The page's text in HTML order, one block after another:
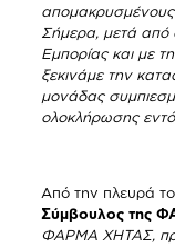
Σήμερα, μετά από
Εμπορίας και με
ξεκινάμε την
μονάδας
ολοκλήρωσης
Από την πλευρά
Σύμβουλος της
ΦΑΡΜΑ ΧΗΤΑΣ,